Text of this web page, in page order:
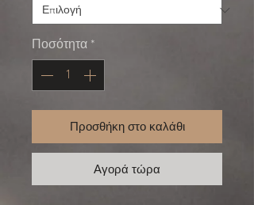
Ποσότητα *
Προσθήκη στο καλάθι
Αγορά τώρα